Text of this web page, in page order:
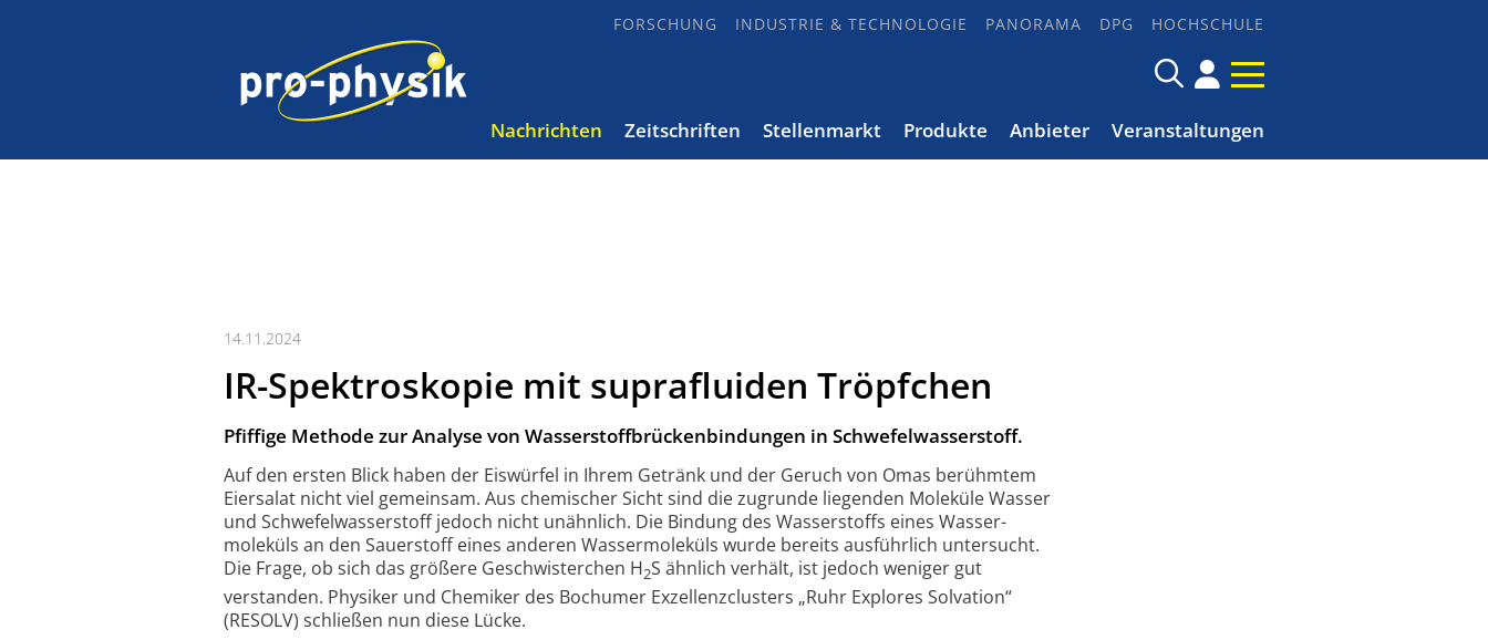
FORSCHUNG INDUSTRIE & TECHNOLOGIE PANORAMA DPG HOCHSCHULE
Nachrichten Zeitschriften Stellenmarkt Produkte Anbieter Veranstaltungen
14.11.2024
IR-Spektroskopie mit suprafluiden Tröpfchen
Pfiffige Methode zur Analyse von Wasserstoffbrückenbindungen in Schwefelwasserstoff.
Auf den ersten Blick haben der Eiswürfel in Ihrem Getränk und der Geruch von Omas berühmtem
Eiersalat nicht viel gemeinsam. Aus chemischer Sicht sind die zugrunde liegenden Moleküle Wasser
und Schwefel­wasserstoff jedoch nicht unähnlich. Die Bindung des Wasserstoffs eines Wasser­
moleküls an den Sauerstoff eines anderen Wasser­moleküls wurde bereits ausführlich untersucht.
Die Frage, ob sich das größere Geschwis­terchen H2S ähnlich verhält, ist jedoch weniger gut
verstanden. Physiker und Chemiker des Bochumer Exzellenzclusters „Ruhr Explores Solvation“
(RESOLV) schließen nun diese Lücke.